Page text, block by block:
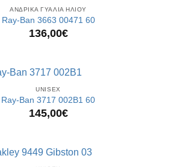
ΑΝΔΡΙΚΑ ΓΥΑΛΙΑ ΗΛΙΟΥ
Ray-Ban 3663 00471 60
136,00€
UNISEX
Ray-Ban 3717 002B1 60
145,00€